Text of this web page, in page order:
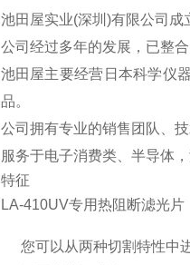
池田屋实业(深圳)有限公司成
公司经过多年的发展，已整
池田屋主要经营日本科学仪
品。
公司拥有专业的销售团队、
服务于电子消费类、半导体
特征
LA-410UV专用热阻断滤光
您可以从两种切割特性中